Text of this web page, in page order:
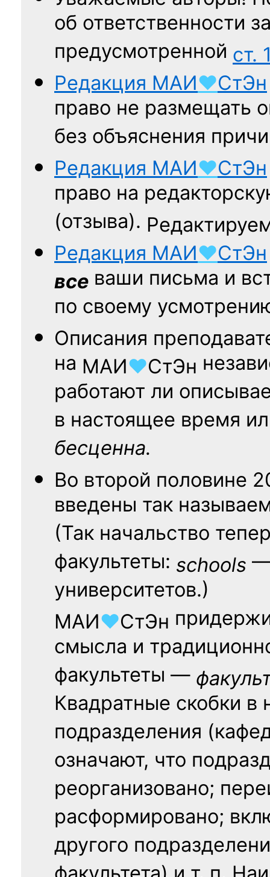
об ответственности
предусмотренной ст.
Редакция МАИ♥СтЭн
право не размещать
без объяснения
Редакция МАИ♥СтЭн
право на
(отзыва).
Редакция МАИ♥СтЭн
все ваши письма и
по своему
Описания
на МАИ♥СтЭн
работают ли
в настоящее время
бесценна.
Во второй половине
введены так
(Так начальство
факультеты: schools —
университетов.)
МАИ♥СтЭн
смысла и
факультеты —
Квадратные скобки в
подразделения
означают, что
реорганизовано;
расформировано;
другого